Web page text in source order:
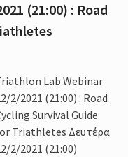
(21:00) : Road
Lab Webinar
2/2021 (21:00) : Road
Survival Guide
Triathletes Δευτέρα
2/2021 (21:00)